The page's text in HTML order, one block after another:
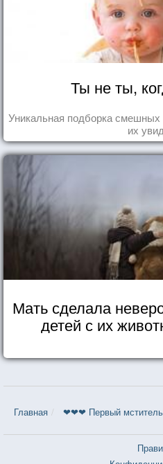
Ты не ты,
Уникальная подборка
их
Мать сделала
детей с их
Главная ❤❤❤ Первый мститель